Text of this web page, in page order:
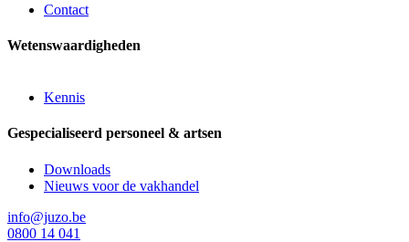
Contact
Wetenswaardigheden
Kennis
Gespecialiseerd personeel & artsen
Downloads
Nieuws voor de vakhandel
info@juzo.be
0800 14 041